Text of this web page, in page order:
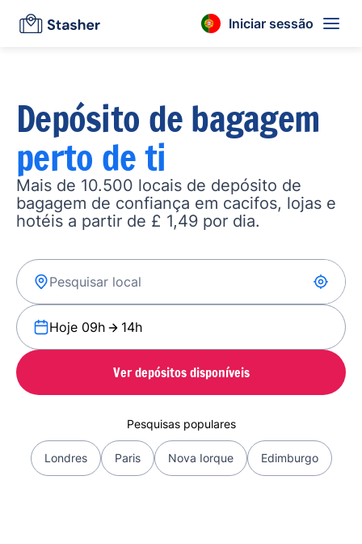
Iniciar sessão
Depósito de bagagem
perto de ti
Mais de 10.500 locais de depósito de
bagagem de confiança em cacifos, lojas e
hotéis a partir de £ 1,49 por dia.
Hoje 09h 14h
Ver depósitos disponíveis
Pesquisas populares
Londres Paris Nova Iorque Edimburgo